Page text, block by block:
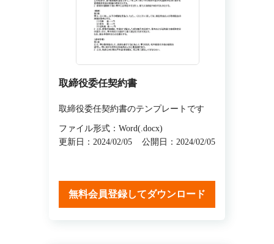
取締役委任契約書
取締役委任契約書のテンプレートです
ファイル形式：Word(.docx)
更新日：2024/02/05
公開日：2024/02/05
無料会員登録してダウンロード